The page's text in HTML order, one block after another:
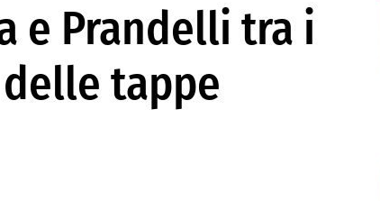
e Prandelli tra i
tappe